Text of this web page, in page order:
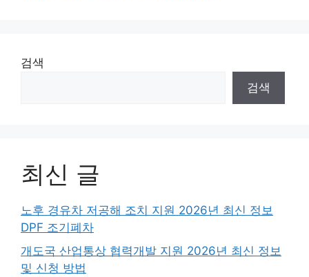
검색
검색
최신 글
노후 경유차 저공해 조치 지원 2026년 최신 정보
DPF 조기폐차
개도국 산업통상 협력개발 지원 2026년 최신 정보
및 신청 방법